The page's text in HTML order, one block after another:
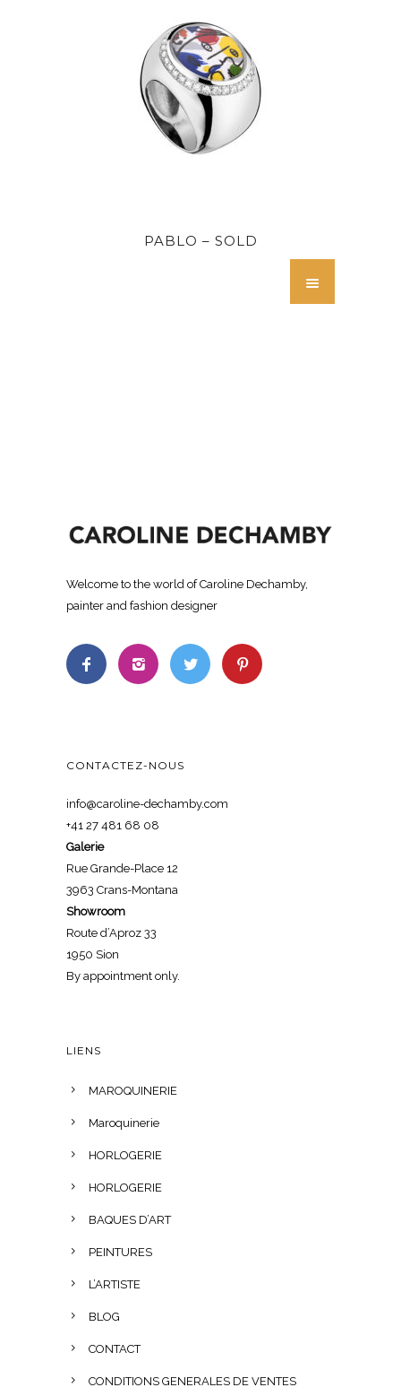
PABLO – SOLD
Welcome to the world of Caroline Dechamby,
painter and fashion designer
CONTACTEZ-NOUS
info@caroline-dechamby.com
+41 27 481 68 08
Galerie
Rue Grande-Place 12
3963 Crans-Montana
Showroom
Route d’Aproz 33
1950 Sion
By appointment only.
LIENS
MAROQUINERIE
Maroquinerie
HORLOGERIE
HORLOGERIE
BAQUES D’ART
PEINTURES
L’ARTISTE
BLOG
CONTACT
CONDITIONS GENERALES DE VENTES